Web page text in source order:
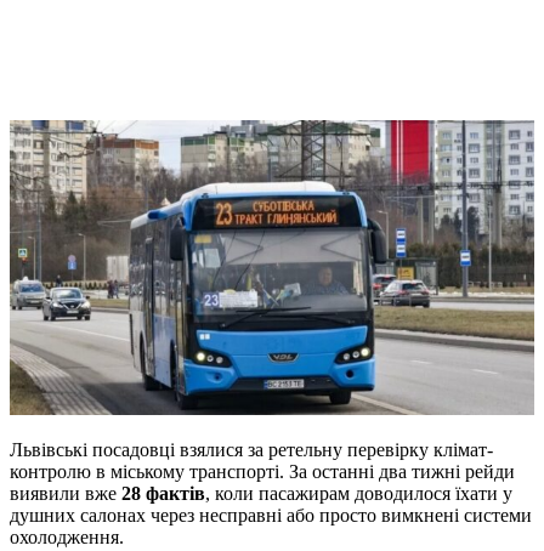
Львівські посадовці взялися за ретельну перевірку клімат-
контролю в міському транспорті. За останні два тижні рейди
виявили вже 28 фактів, коли пасажирам доводилося їхати у
душних салонах через несправні або просто вимкнені системи
охолодження.